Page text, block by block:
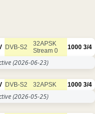
DVB-S2
32APSK
Stream 0
1000 3/4
(2026-06-23)
DVB-S2 32APSK 1000 3/4
(2026-05-25)